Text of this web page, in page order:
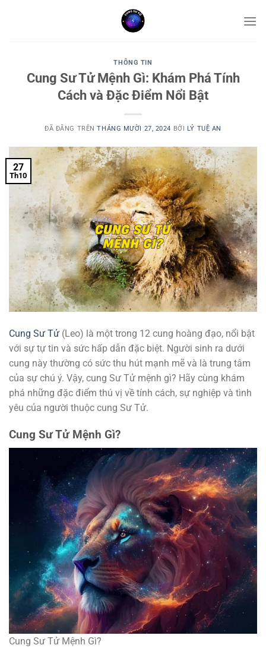
THÔNG TIN
Cung Sư Tử Mệnh Gì: Khám Phá Tính
Cách và Đặc Điểm Nổi Bật
ĐÃ ĐĂNG TRÊNTHÁNG MƯỜI 27, 2024 BỞI LÝ TUỆ AN
27
Th10
Cung Sư Tử (Leo) là một trong 12 cung hoàng đạo, nổi bật
với sự tự tin và sức hấp dẫn đặc biệt. Người sinh ra dưới
cung này thường có sức thu hút mạnh mẽ và là trung tâm
của sự chú ý. Vậy, cung Sư Tử mệnh gì? Hãy cùng khám
phá những đặc điểm thú vị về tính cách, sự nghiệp và tình
yêu của người thuộc cung Sư Tử.
Cung Sư Tử Mệnh Gì?
Cung Sư Tử Mệnh Gì?